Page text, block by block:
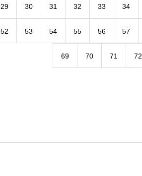
29 30 31 32 33 34
52 53 54 55 56 57
69 70 71 72